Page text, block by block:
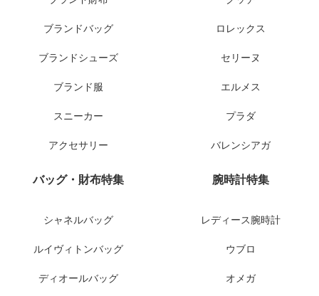
ブランドバッグ
ブランドシューズ
ブランド服
スニーカー
アクセサリー
ロレックス
セリーヌ
エルメス
プラダ
バレンシアガ
バッグ・財布特集
シャネルバッグ
ルイヴィトンバッグ
ディオールバッグ
腕時計特集
レディース腕時計
ウブロ
オメガ